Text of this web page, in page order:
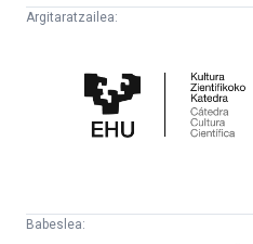
Argitaratzailea:
Zientifikoko
Katedra
Babeslea: